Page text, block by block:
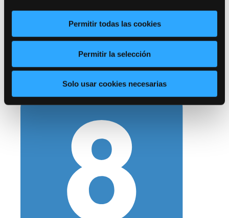
Permitir todas las cookies
Permitir la selección
Solo usar cookies necesarias
EN LA PUBLICACIÓN OFICIAL
←OEP 2022 | Administración General de la C.A.